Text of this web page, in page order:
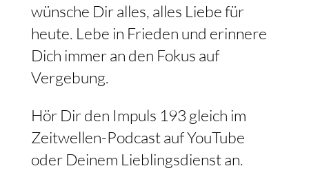
wünsche Dir alles, alles Liebe für
heute. Lebe in Frieden und erinnere
Dich immer an den Fokus auf
Vergebung.
Hör Dir den Impuls 193 gleich im
Zeitwellen-Podcast auf YouTube
oder Deinem Lieblingsdienst an.